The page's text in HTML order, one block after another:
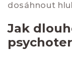
dosáhnout
Jak